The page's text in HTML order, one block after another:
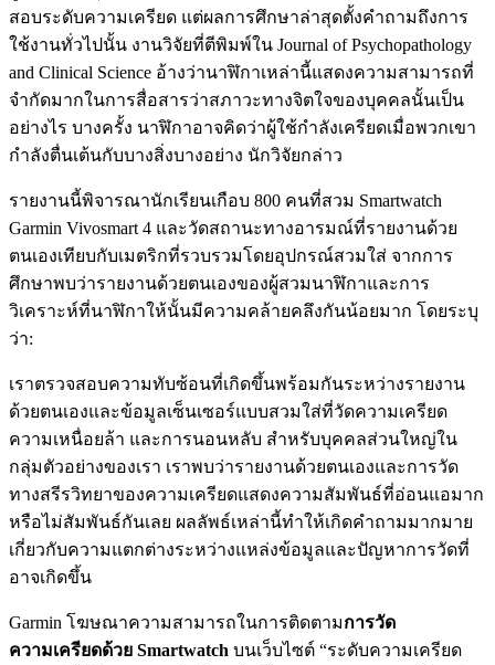
สอบระดับความเครียด แต่ผลการศึกษาล่าสุดตั้งคำถามถึงการ
ใช้งานทั่วไปนั้น งานวิจัยที่ตีพิมพ์ใน Journal of Psychopathology
and Clinical Science อ้างว่านาฬิกาเหล่านี้แสดงความสามารถที่
จำกัดมากในการสื่อสารว่าสภาวะทางจิตใจของบุคคลนั้นเป็น
อย่างไร บางครั้ง นาฬิกาอาจคิดว่าผู้ใช้กำลังเครียดเมื่อพวกเขา
กำลังตื่นเต้นกับบางสิ่งบางอย่าง นักวิจัยกล่าว
รายงานนี้พิจารณานักเรียนเกือบ 800 คนที่สวม Smartwatch
Garmin Vivosmart 4 และวัดสถานะทางอารมณ์ที่รายงานด้วย
ตนเองเทียบกับเมตริกที่รวบรวมโดยอุปกรณ์สวมใส่ จากการ
ศึกษาพบว่ารายงานด้วยตนเองของผู้สวมนาฬิกาและการ
วิเคราะห์ที่นาฬิกาให้นั้นมีความคล้ายคลึงกันน้อยมาก โดยระบุ
ว่า:
เราตรวจสอบความทับซ้อนที่เกิดขึ้นพร้อมกันระหว่างรายงาน
ด้วยตนเองและข้อมูลเซ็นเซอร์แบบสวมใส่ที่วัดความเครียด
ความเหนื่อยล้า และการนอนหลับ สำหรับบุคคลส่วนใหญ่ใน
กลุ่มตัวอย่างของเรา เราพบว่ารายงานด้วยตนเองและการวัด
ทางสรีรวิทยาของความเครียดแสดงความสัมพันธ์ที่อ่อนแอมาก
หรือไม่สัมพันธ์กันเลย ผลลัพธ์เหล่านี้ทำให้เกิดคำถามมากมาย
เกี่ยวกับความแตกต่างระหว่างแหล่งข้อมูลและปัญหาการวัดที่
อาจเกิดขึ้น
Garmin โฆษณาความสามารถในการติดตามการวัด
ความเครียดด้วย Smartwatch บนเว็บไซต์ “ระดับความเครียด